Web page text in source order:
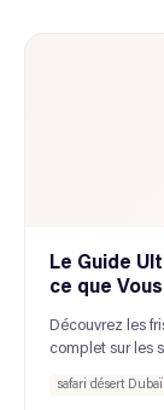
Le Guide
ce que
Découvrez les
complet sur les
safari désert Dubaï